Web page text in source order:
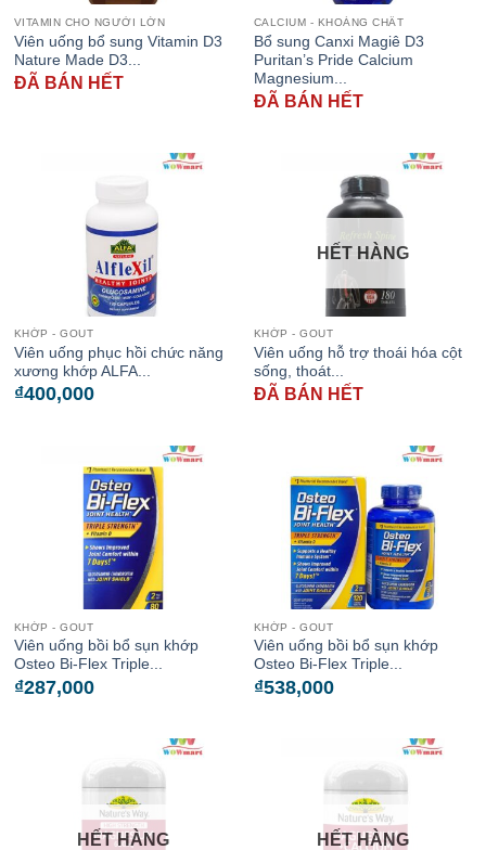
VITAMIN CHO NGƯỜI LỚN
Viên uống bổ sung Vitamin D3
Nature Made D3...
ĐÃ BÁN HẾT
CALCIUM - KHOÁNG CHẤT
Bổ sung Canxi Magiê D3
Puritan’s Pride Calcium
Magnesium...
ĐÃ BÁN HẾT
KHỚP - GOUT
Viên uống phục hồi chức năng
xương khớp ALFA...
₫400,000
HẾT HÀNG
KHỚP - GOUT
Viên uống hỗ trợ thoái hóa cột
sống, thoát...
ĐÃ BÁN HẾT
KHỚP - GOUT
Viên uống bồi bổ sụn khớp
Osteo Bi-Flex Triple...
₫287,000
KHỚP - GOUT
Viên uống bồi bổ sụn khớp
Osteo Bi-Flex Triple...
₫538,000
HẾT HÀNG HẾT HÀNG